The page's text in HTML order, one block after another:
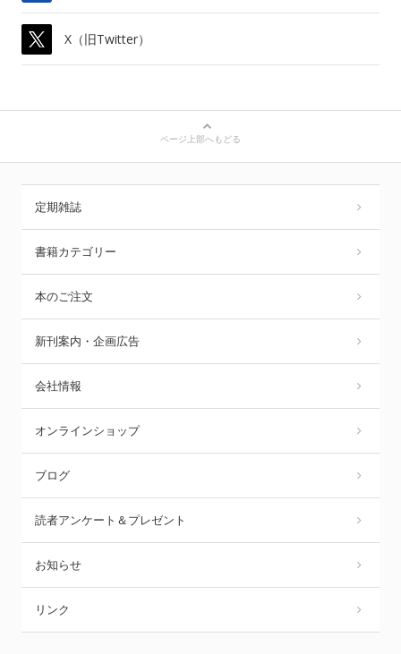
X（旧Twitter）
ページ上部へもどる
定期雑誌
書籍カテゴリー
本のご注文
新刊案内・企画広告
会社情報
オンラインショップ
ブログ
読者アンケート＆プレゼント
お知らせ
リンク